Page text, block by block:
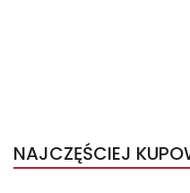
NAJCZĘŚCIEJ